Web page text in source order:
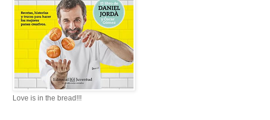
Love is in the bread!!!